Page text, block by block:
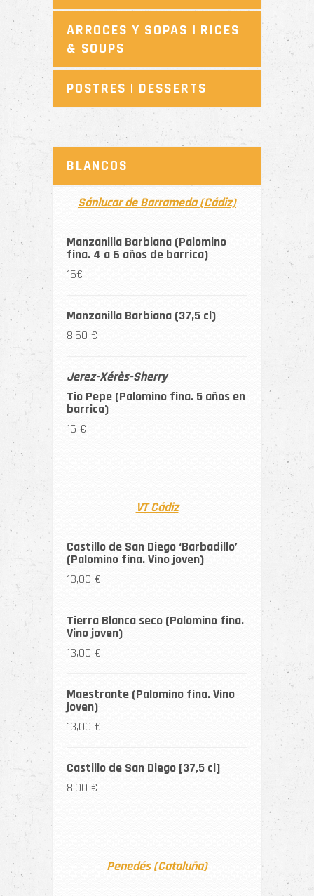
ARROCES Y SOPAS | RICES
& SOUPS
POSTRES | DESSERTS
BLANCOS
Sánlucar de Barrameda (Cádiz)
Manzanilla Barbiana (Palomino
fina. 4 a 6 años de barrica)
15€
Manzanilla Barbiana (37,5 cl)
8,50 €
Jerez-Xérès-Sherry
Tio Pepe (Palomino fina. 5 años en
barrica)
16 €
VT Cádiz
Castillo de San Diego ‘Barbadillo’
(Palomino fina. Vino joven)
13,00 €
Tierra Blanca seco (Palomino fina.
Vino joven)
13,00 €
Maestrante (Palomino fina. Vino
joven)
13,00 €
Castillo de San Diego [37,5 cl]
8,00 €
Penedés (Cataluña)